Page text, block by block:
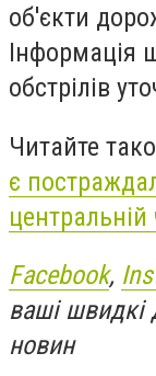
об'єкти
Інформація
обстрілів
Читайте
є
Facebook,
ваші швидкі
новин